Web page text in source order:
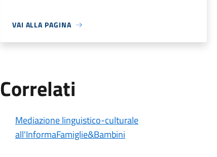
VAI ALLA PAGINA
Correlati
Mediazione linguistico-culturale
all'InformaFamiglie&Bambini